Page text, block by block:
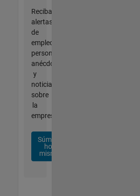
Reciba
alertas
de
empleo
personalizadas,
anécdotas
y
noticias
sobre
la
empresa.
Súmese
hoy
mismo